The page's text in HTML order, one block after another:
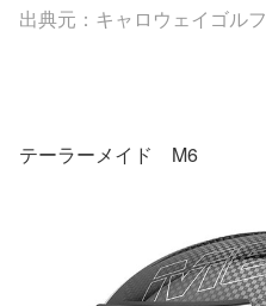
出典元：キャロウェイゴルフ
テーラーメイド M6